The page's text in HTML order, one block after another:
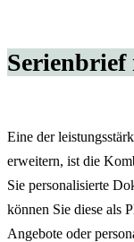
Serienbrief
Eine der
erweitern, ist die
Sie personalisierte
können Sie diese als
Angebote oder